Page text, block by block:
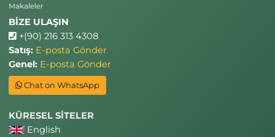
Makaleler
BİZE ULAŞIN
+(90) 216 313 4308
Satış: E-posta Gönder
Genel: E-posta Gönder
Chat on WhatsApp
KÜRESEL SİTELER
English